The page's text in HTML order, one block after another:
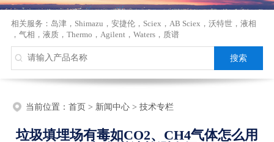
相关服务： 岛津， Shimazu ， 安捷伦， Sciex ， AB Sciex ， 沃特世， 液相
， 气相 ， 液质， Thermo ， Agilent ， Waters， 质谱
当前位置： 首页> 新闻中心> 技术专栏
垃圾填埋场有毒如CO2、CH4气体怎么用